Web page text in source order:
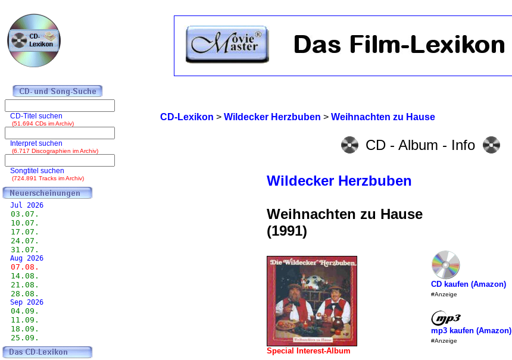
CD-Lexikon > Wildecker Herzbuben > Weihnachten zu Hause
CD - Album - Info
Wildecker Herzbuben
Weihnachten zu Hause
(1991)
Special Interest-Album
CD kaufen (Amazon)
#Anzeige
mp3 kaufen (Amazon)
#Anzeige
CD-Titel suchen
(51.694 CDs im Archiv)
Interpret suchen
(6.717 Discographien im Archiv)
Songtitel suchen
(724.891 Tracks im Archiv)
Jul 2026
03.07.
10.07.
17.07.
24.07.
31.07.
Aug 2026
07.08.
14.08.
21.08.
28.08.
Sep 2026
04.09.
11.09.
18.09.
25.09.